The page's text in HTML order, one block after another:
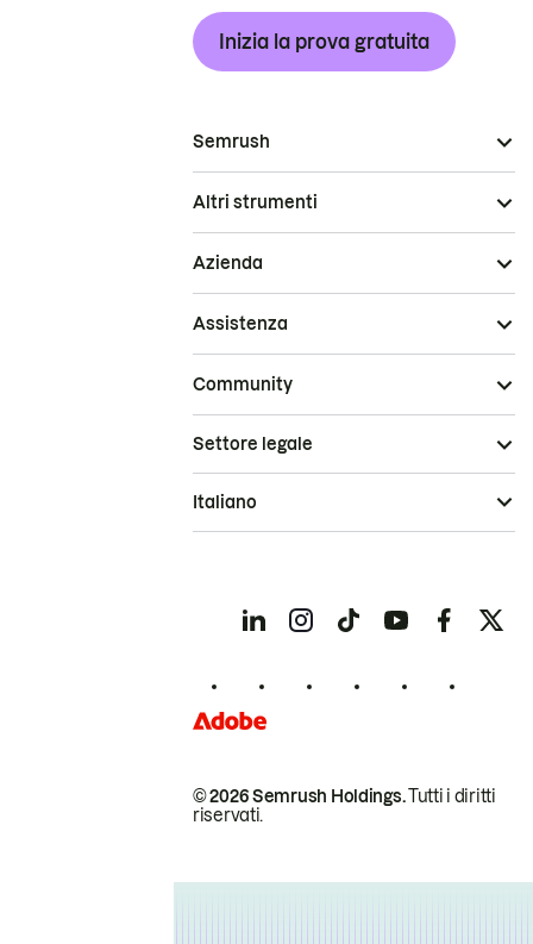
Inizia la prova gratuita
Semrush
Altri strumenti
Azienda
Assistenza
Community
© 2026 Semrush Holdings.Tutti i diritti
riservati.
Settore legale
Italiano